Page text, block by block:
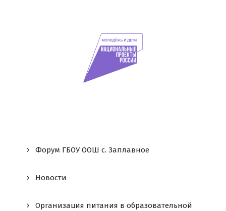
Форум ГБОУ ООШ c. Заплавное
Новости
Организация питания в образовательной